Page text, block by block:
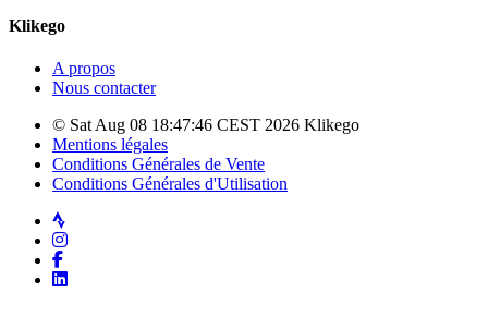
Klikego
A propos
Nous contacter
© Sat Aug 08 18:47:46 CEST 2026 Klikego
Mentions légales
Conditions Générales de Vente
Conditions Générales d'Utilisation
Strava
Instagram
Facebook
LinkedIn